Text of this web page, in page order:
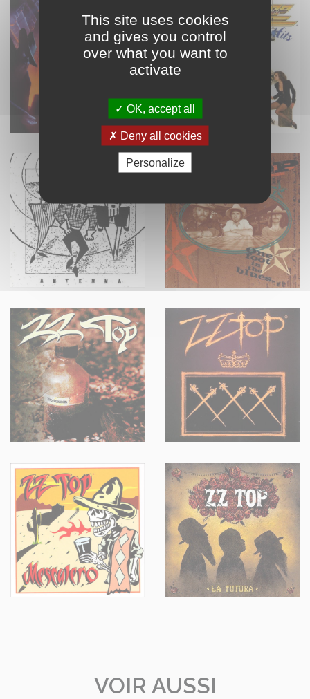
VOIR AUSSI
This site uses cookies
and gives you control
over what you want to
activate
OK, accept all
Deny all cookies
Personalize